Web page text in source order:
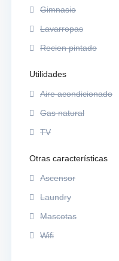
Gimnasio
Lavarropas
Recien pintado
Utilidades
Aire acondicionado
Gas natural
TV
Otras características
Ascensor
Laundry
Mascotas
Wifi